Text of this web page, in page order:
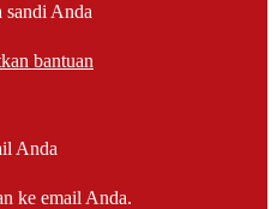
sandi Anda
bantuan
Anda
ke email Anda.